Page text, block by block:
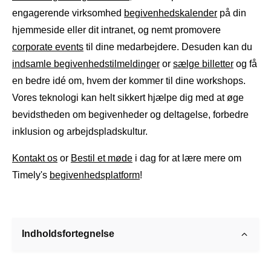
engagerende virksomhed begivenhedskalender på din
hjemmeside eller dit intranet, og nemt promovere
corporate events til dine medarbejdere. Desuden kan du
indsamle begivenhedstilmeldinger or sælge billetter og få
en bedre idé om, hvem der kommer til dine workshops.
Vores teknologi kan helt sikkert hjælpe dig med at øge
bevidstheden om begivenheder og deltagelse, forbedre
inklusion og arbejdspladskultur.
Kontakt os or Bestil et møde i dag for at lære mere om
Timely's begivenhedsplatform!
Indholdsfortegnelse